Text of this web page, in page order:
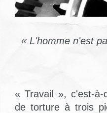
« L'homme n'est
« Travail », c'est-à-
de torture à trois